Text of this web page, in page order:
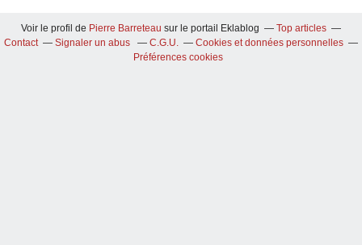
Voir le profil de Pierre Barreteau sur le portail Eklablog
Top articles
Contact
Signaler un abus C.G.U.
Cookies et données personnelles
Préférences cookies